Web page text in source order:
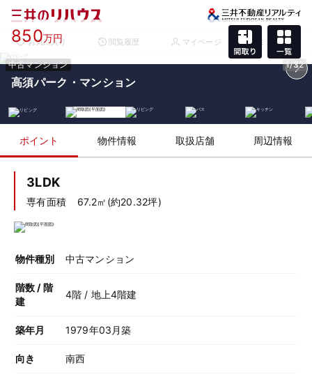
お気に入り 閲覧履歴 マイページ メニュー
中古マンション 1/32
850万円
高須パーク・マンション
ポイント 物件情報 取扱店舗 周辺情報
3LDK
専有面積 67.2㎡(約20.32坪)
物件種別 中古マンション
階数 / 階
建
4階 / 地上4階建
築年月 1979年03月築
向き 南西